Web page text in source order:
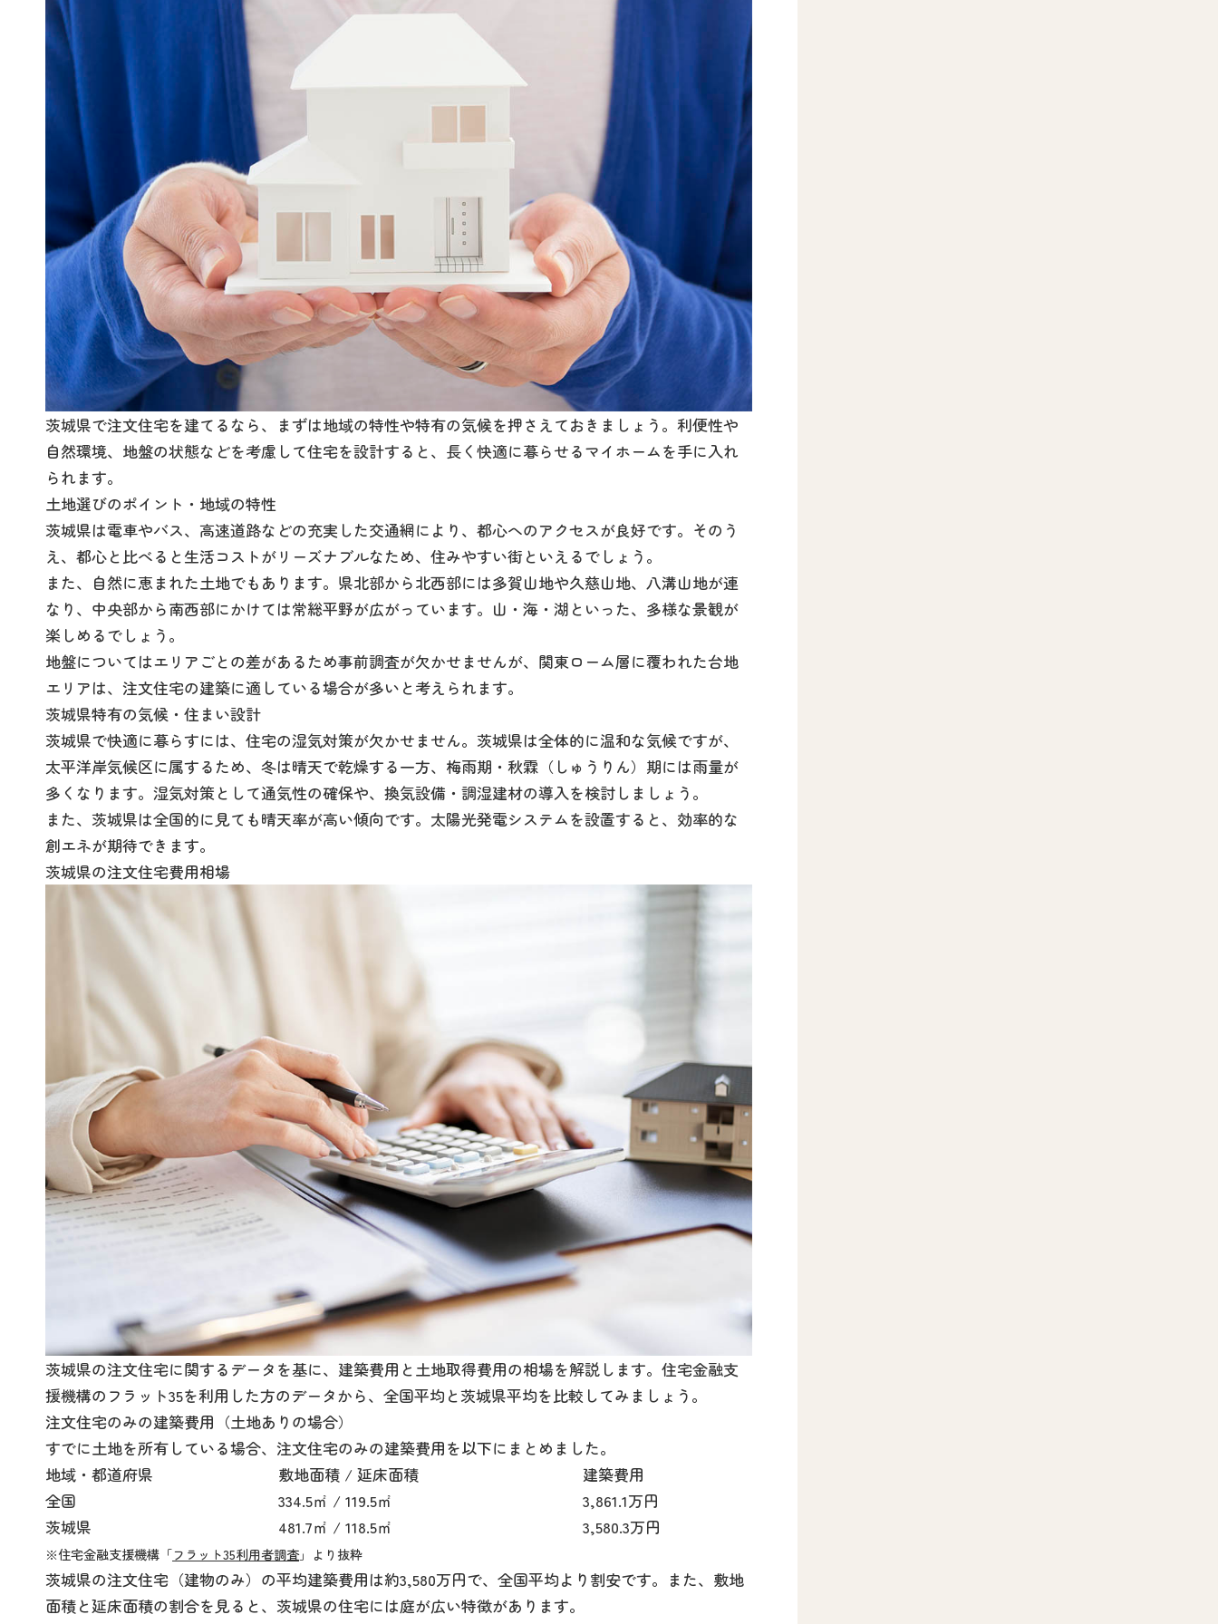
茨城県で注文住宅を建てるなら、まずは地域の特性や特有の気候を押さえておきましょう。利便性や
自然環境、地盤の状態などを考慮して住宅を設計すると、長く快適に暮らせるマイホームを手に入れ
られます。
土地選びのポイント・地域の特性
茨城県は電車やバス、高速道路などの充実した交通網により、都心へのアクセスが良好です。そのう
え、都心と比べると生活コストがリーズナブルなため、住みやすい街といえるでしょう。
また、自然に恵まれた土地でもあります。県北部から北西部には多賀山地や久慈山地、八溝山地が連
なり、中央部から南西部にかけては常総平野が広がっています。山・海・湖といった、多様な景観が
楽しめるでしょう。
地盤についてはエリアごとの差があるため事前調査が欠かせませんが、関東ローム層に覆われた台地
エリアは、注文住宅の建築に適している場合が多いと考えられます。
茨城県特有の気候・住まい設計
茨城県で快適に暮らすには、住宅の湿気対策が欠かせません。茨城県は全体的に温和な気候ですが、
太平洋岸気候区に属するため、冬は晴天で乾燥する一方、梅雨期・秋霖（しゅうりん）期には雨量が
多くなります。湿気対策として通気性の確保や、換気設備・調湿建材の導入を検討しましょう。
また、茨城県は全国的に見ても晴天率が高い傾向です。太陽光発電システムを設置すると、効率的な
創エネが期待できます。
茨城県の注文住宅費用相場
茨城県の注文住宅に関するデータを基に、建築費用と土地取得費用の相場を解説します。住宅金融支
援機構のフラット35を利用した方のデータから、全国平均と茨城県平均を比較してみましょう。
注文住宅のみの建築費用（土地ありの場合）
すでに土地を所有している場合、注文住宅のみの建築費用を以下にまとめました。
地域・都道府県
敷地面積 / 延床面積
建築費用
全国
334.5㎡ / 119.5㎡
3,861.1万円
茨城県
481.7㎡ / 118.5㎡ 3,580.3万円
※住宅金融支援機構「フラット35利用者調査」より抜粋
茨城県の注文住宅（建物のみ）の平均建築費用は約3,580万円で、全国平均より割安です。また、敷地
面積と延床面積の割合を見ると、茨城県の住宅には庭が広い特徴があります。